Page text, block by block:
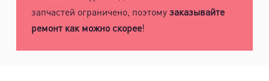
запчастей ограничено, поэтомузаказывайте
ремонт как можно скорее!